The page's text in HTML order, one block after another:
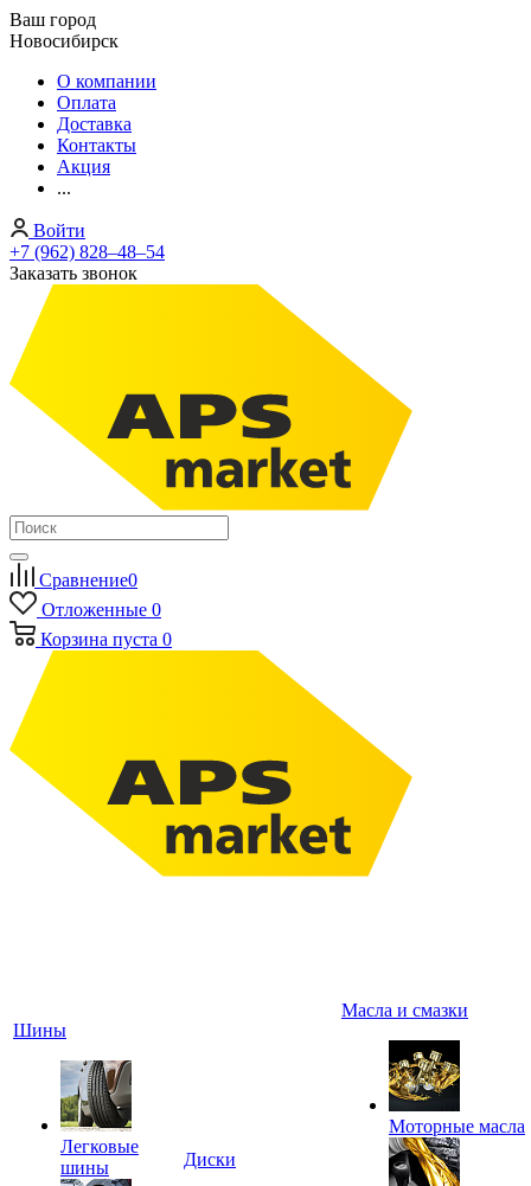
Ваш город
Новосибирск
О компании
Оплата
Доставка
Контакты
Акция
...
Войти
+7 (962) 828‒48‒54
Заказать звонок
Сравнение0
Отложенные 0
Корзина пуста 0
Шины
Легковые
шины
Диски
Масла и смазки
Моторные масла